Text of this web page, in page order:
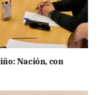
Nación, con